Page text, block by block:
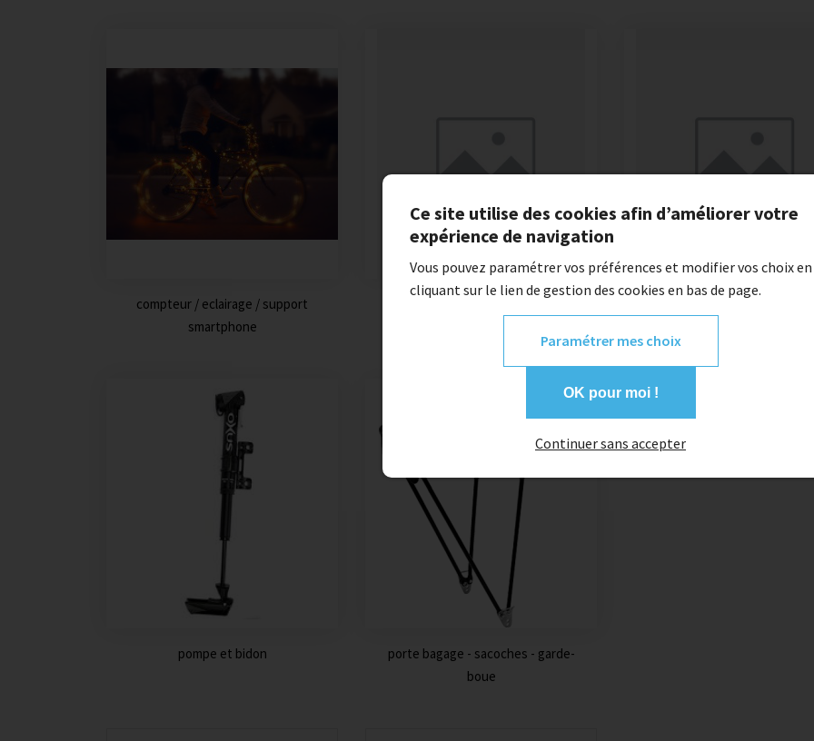
compteur / eclairage / support
smartphone
Capteur de fréquence Tire vélo
pompe et bidon
porte bagage - sacoches - garde-
boue
Ce site utilise des cookies afin d’améliorer votre
expérience de navigation
Vous pouvez paramétrer vos préférences et modifier vos choix en
cliquant sur le lien de gestion des cookies en bas de page.
Paramétrer mes choix
OK pour moi !
Continuer sans accepter